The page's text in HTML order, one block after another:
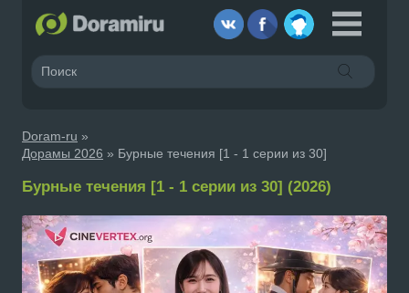
Doram-ru »
Дорамы 2026 » Бурные течения [1 - 1 серии из 30]
Бурные течения [1 - 1 серии из 30] (2026)